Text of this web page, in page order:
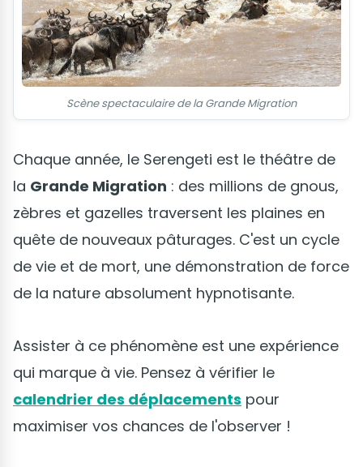
Scène spectaculaire de la Grande Migration
Chaque année, le Serengeti est le théâtre de
la Grande Migration : des millions de gnous,
zèbres et gazelles traversent les plaines en
quête de nouveaux pâturages. C'est un cycle
de vie et de mort, une démonstration de force
de la nature absolument hypnotisante.
Assister à ce phénomène est une expérience
qui marque à vie. Pensez à vérifier le
calendrier des déplacements pour
maximiser vos chances de l'observer !